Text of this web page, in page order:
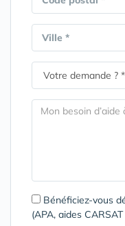
Ville *
Bénéficiez-vous
(APA, aides